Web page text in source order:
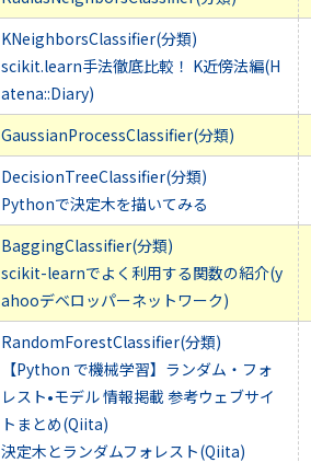
KNeighborsClassifier(分類)
scikit.learn手法徹底比較！ K近傍法編(H
atena::Diary)
GaussianProcessClassifier(分類)
DecisionTreeClassifier(分類)
Pythonで決定木を描いてみる
BaggingClassifier(分類)
scikit-learnでよく利用する関数の紹介(y
ahooデベロッパーネットワーク)
RandomForestClassifier(分類)
【Python で機械学習】ランダム・フォ
レスト•モデル 情報掲載 参考ウェブサイ
トまとめ(Qiita)
決定木とランダムフォレスト(Qiita)